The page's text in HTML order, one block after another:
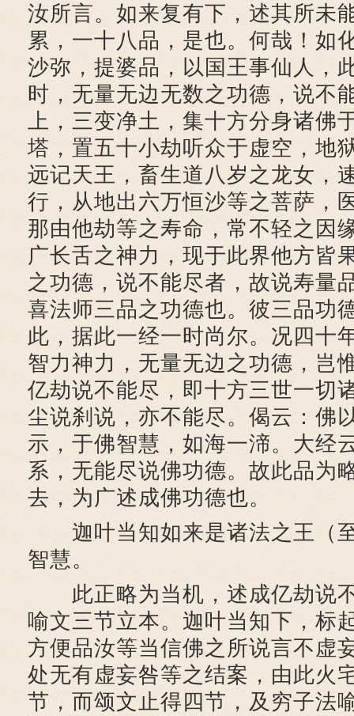
汝所言。如来复有下，述其所未
累，一十八品，是也。何哉！如
沙弥，提婆品，以国王事仙人，
时，无量无边无数之功德，说不
上，三变净土，集十方分身诸佛
塔，置五十小劫听众于虚空，地
远记天王，畜生道八岁之龙女，
行，从地出六万恒沙等之菩萨，
那由他劫等之寿命，常不轻之因
广长舌之神力，现于此界他方皆
之功德，说不能尽者，故说寿量
喜法师三品之功德也。彼三品功
此，据此一经一时尚尔。况四十
智力神力，无量无边之功德，岂
亿劫说不能尽，即十方三世一切
尘说刹说，亦不能尽。偈云：佛
示，于佛智慧，如海一渧。大经
系，无能尽说佛功德。故此品为
去，为广述成佛功德也。
迦叶当知如来是诸法之王（
智慧。
此正略为当机，述成亿劫说
喻文三节立本。迦叶当知下，标
方便品汝等当信佛之所说言不虚
处无有虚妄咎等之结案，由此火
节，而颂文止得四节，及穷子法